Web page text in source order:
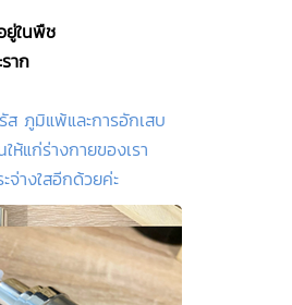
ยู่ในพืช
าก
ภูมิแพ้และการอักเสบ
แก่ร่างกายของเรา
จ่างใสอีกด้วยค่ะ